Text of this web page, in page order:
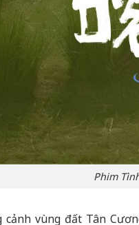
Phim
cảnh vùng đất Tân